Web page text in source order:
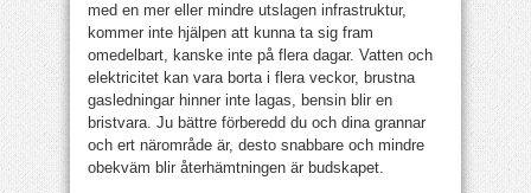
med en mer eller mindre utslagen infrastruktur,
kommer inte hjälpen att kunna ta sig fram
omedelbart, kanske inte på flera dagar. Vatten och
elektricitet kan vara borta i flera veckor, brustna
gasledningar hinner inte lagas, bensin blir en
bristvara. Ju bättre förberedd du och dina grannar
och ert närområde är, desto snabbare och mindre
obekväm blir återhämtningen är budskapet.